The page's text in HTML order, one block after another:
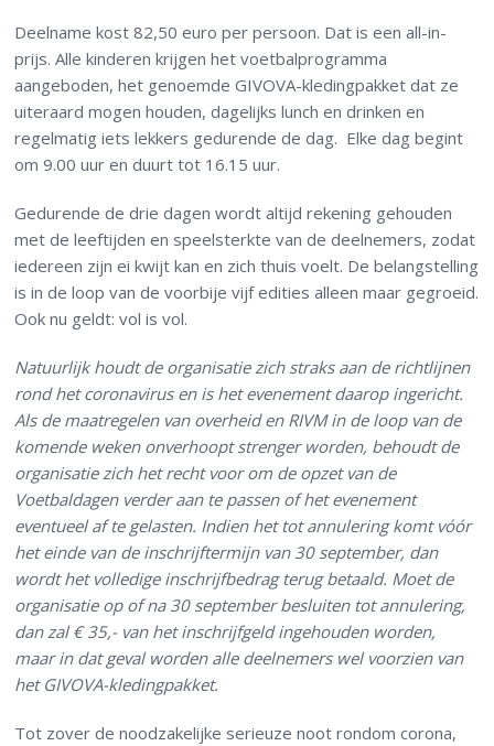
Deelname kost 82,50 euro per persoon. Dat is een all-in-
prijs. Alle kinderen krijgen het voetbalprogramma
aangeboden, het genoemde GIVOVA-kledingpakket dat ze
uiteraard mogen houden, dagelijks lunch en drinken en
regelmatig iets lekkers gedurende de dag. Elke dag begint
om 9.00 uur en duurt tot 16.15 uur.
Gedurende de drie dagen wordt altijd rekening gehouden
met de leeftijden en speelsterkte van de deelnemers, zodat
iedereen zijn ei kwijt kan en zich thuis voelt. De belangstelling
is in de loop van de voorbije vijf edities alleen maar gegroeid.
Ook nu geldt: vol is vol.
Natuurlijk houdt de organisatie zich straks aan de richtlijnen
rond het coronavirus en is het evenement daarop ingericht.
Als de maatregelen van overheid en RIVM in de loop van de
komende weken onverhoopt strenger worden, behoudt de
organisatie zich het recht voor om de opzet van de
Voetbaldagen verder aan te passen of het evenement
eventueel af te gelasten. Indien het tot annulering komt vóór
het einde van de inschrijftermijn van 30 september, dan
wordt het volledige inschrijfbedrag terug betaald. Moet de
organisatie op of na 30 september besluiten tot annulering,
dan zal € 35,- van het inschrijfgeld ingehouden worden,
maar in dat geval worden alle deelnemers wel voorzien van
het GIVOVA-kledingpakket.
Tot zover de noodzakelijke serieuze noot rondom corona,